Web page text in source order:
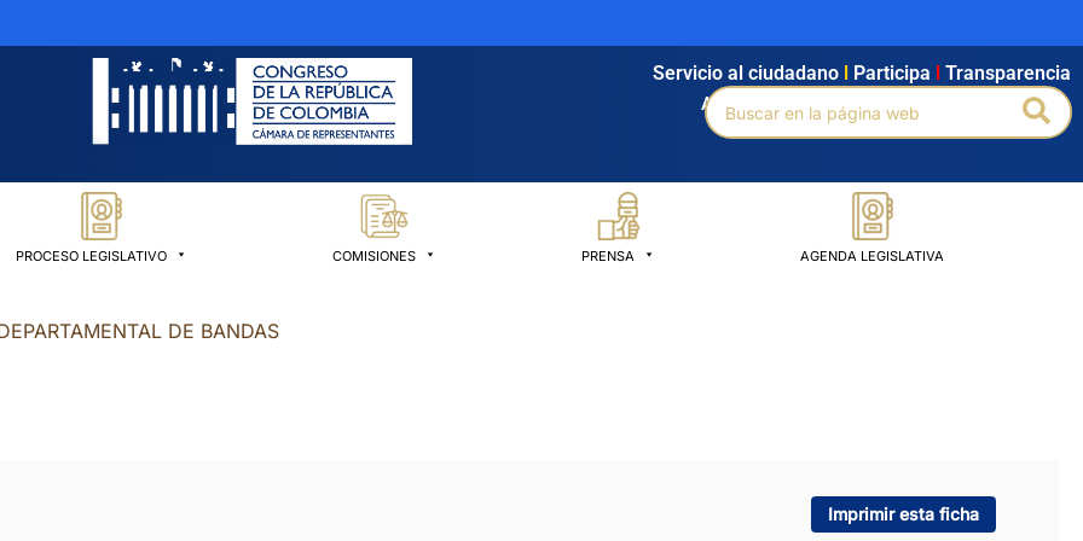
Agendamiento Intranet Búsqueda avanzada
Servicio al ciudadano Participa Transparencia
Buscar
por:
PROCESO LEGISLATIVO COMISIONES PRENSA AGENDA LEGISLATIVA
DE BANDAS
Imprimir esta ficha